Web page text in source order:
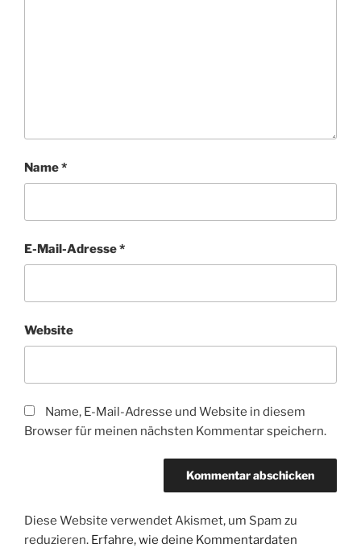
Name*
E-Mail-Adresse*
Website
Name, E-Mail-Adresse und Website in diesem
Browser für meinen nächsten Kommentar speichern.
Diese Website verwendet Akismet, um Spam zu
reduzieren. Erfahre, wie deine Kommentardaten